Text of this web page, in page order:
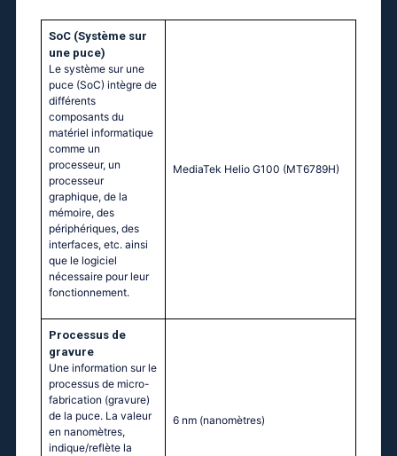
SoC (Système sur
une puce)
Le système sur une
puce (SoC) intègre de
différents
composants du
matériel informatique
comme un
processeur, un
processeur
graphique, de la
mémoire, des
périphériques, des
interfaces, etc. ainsi
que le logiciel
nécessaire pour leur
fonctionnement.
MediaTek Helio G100 (MT6789H)
Processus de
gravure
Une information sur le
processus de micro-
fabrication (gravure)
de la puce. La valeur
en nanomètres,
indique/reflète la
6 nm (nanomètres)